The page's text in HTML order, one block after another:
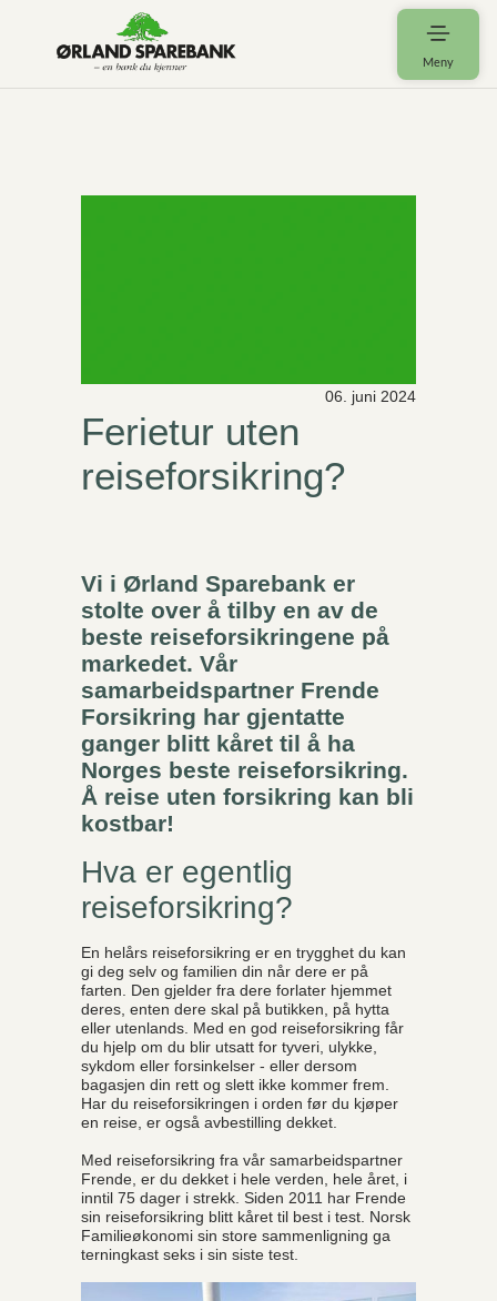
Meny
Ferietur uten
reiseforsikring?
06. juni 2024
Vi i Ørland Sparebank er
stolte over å tilby en av de
beste reiseforsikringene på
markedet. Vår
samarbeidspartner Frende
Forsikring har gjentatte
ganger blitt kåret til å ha
Norges beste reiseforsikring.
Å reise uten forsikring kan bli
kostbar!
Hva er egentlig
reiseforsikring?
En helårs reiseforsikring er en trygghet du kan
gi deg selv og familien din når dere er på
farten. Den gjelder fra dere forlater hjemmet
deres, enten dere skal på butikken, på hytta
eller utenlands. Med en god reiseforsikring får
du hjelp om du blir utsatt for tyveri, ulykke,
sykdom eller forsinkelser - eller dersom
bagasjen din rett og slett ikke kommer frem.
Har du reiseforsikringen i orden før du kjøper
en reise, er også avbestilling dekket.
Med reiseforsikring fra vår samarbeidspartner
Frende, er du dekket i hele verden, hele året, i
inntil 75 dager i strekk. Siden 2011 har Frende
sin reiseforsikring blitt kåret til best i test. Norsk
Familieøkonomi sin store sammenligning ga
terningkast seks i sin siste test.